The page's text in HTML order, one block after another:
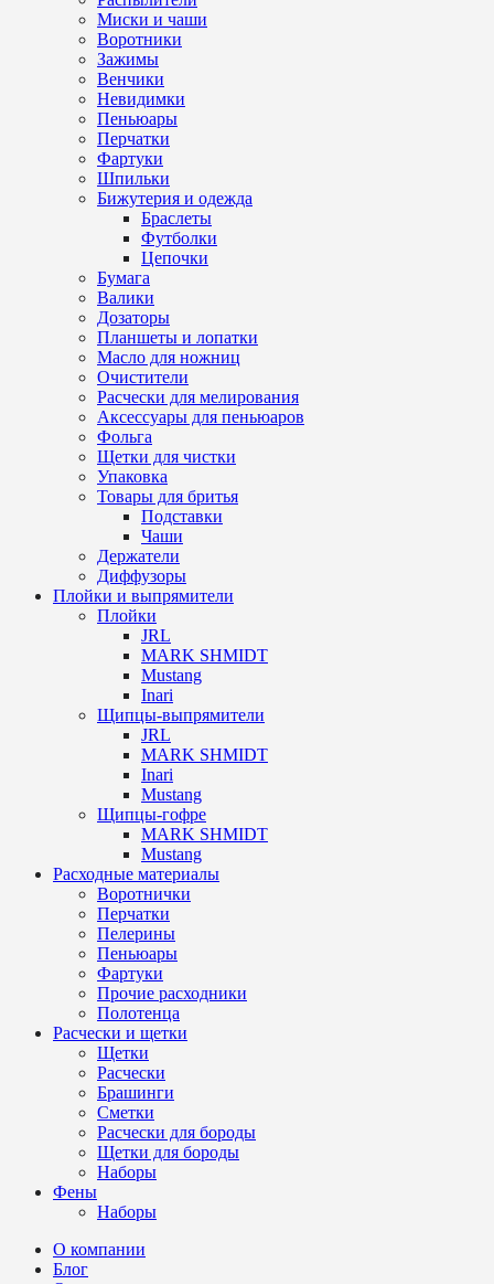
Миски и чаши
Воротники
Зажимы
Венчики
Невидимки
Пеньюары
Перчатки
Фартуки
Шпильки
Бижутерия и одежда
Браслеты
Футболки
Цепочки
Бумага
Валики
Дозаторы
Планшеты и лопатки
Масло для ножниц
Очистители
Расчески для мелирования
Аксессуары для пеньюаров
Фольга
Щетки для чистки
Упаковка
Товары для бритья
Подставки
Чаши
Держатели
Диффузоры
Плойки и выпрямители
Плойки
JRL
MARK SHMIDT
Mustang
Inari
Щипцы-выпрямители
JRL
MARK SHMIDT
Inari
Mustang
Щипцы-гофре
MARK SHMIDT
Mustang
Расходные материалы
Воротнички
Перчатки
Пелерины
Пеньюары
Фартуки
Прочие расходники
Полотенца
Расчески и щетки
Щетки
Расчески
Брашинги
Сметки
Расчески для бороды
Щетки для бороды
Наборы
Фены
Наборы
О компании
Блог